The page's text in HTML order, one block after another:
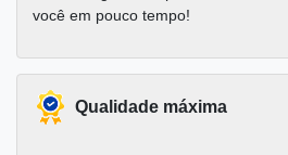
você em pouco tempo!
Qualidade máxima